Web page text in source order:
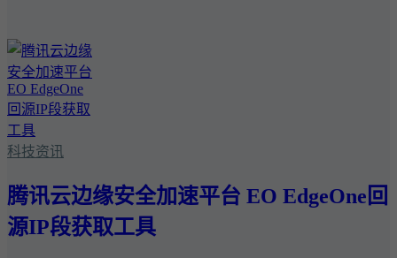
科技资讯
腾讯云边缘安全加速平台 EO EdgeOne回
源IP段获取工具